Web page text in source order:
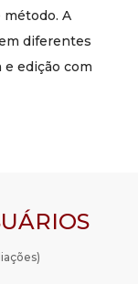
A
diferentes
edição com
)